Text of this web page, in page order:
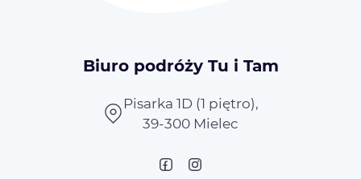
Biuro podróży Tu i Tam
Pisarka 1D (1 piętro),
39-300 Mielec